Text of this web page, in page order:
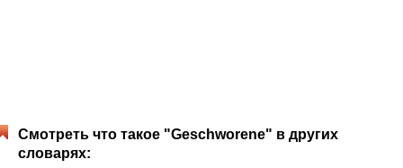
Смотреть что такое "Geschworene" в других
словарях: